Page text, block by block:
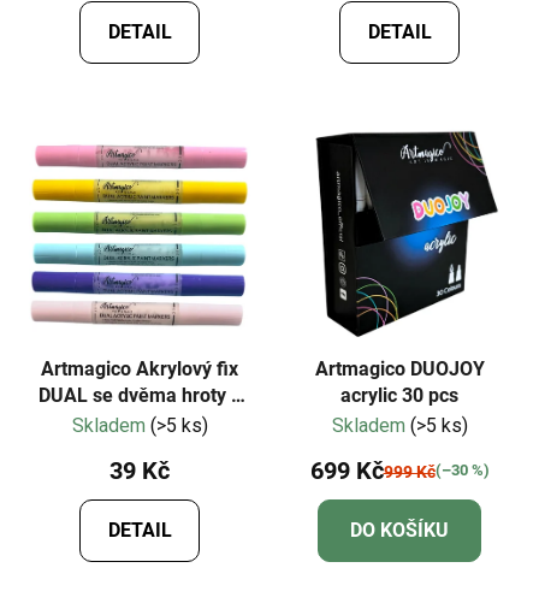
DETAIL DETAIL
Artmagico Akrylový fix
DUAL se dvěma hroty 1
KUS
Skladem (>5 ks)
39 Kč
DETAIL
Artmagico DUOJOY
acrylic 30 pcs
Skladem (>5 ks)
699 Kč999 Kč(–30 %)
DO KOŠÍKU